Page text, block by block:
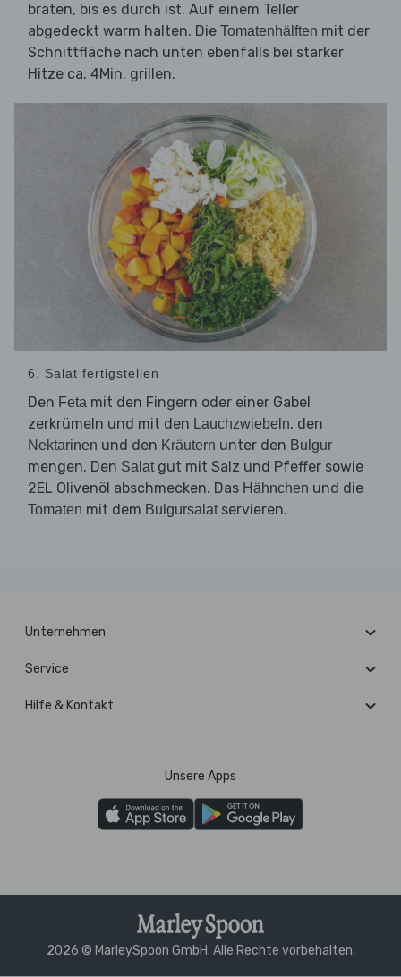
braten, bis es durch ist. Auf einem Teller
abgedeckt warm halten. Die Tomatenhälften mit der
Schnittfläche nach unten ebenfalls bei starker
Hitze ca. 4Min. grillen.
6. Salat fertigstellen
Den Feta mit den Fingern oder einer Gabel
zerkrümeln und mit den Lauchzwiebeln, den
Nektarinen und den Kräutern unter den Bulgur
mengen. Den Salatgut mit Salz und Pfeffer sowie
2EL Olivenöl abschmecken. Das Hähnchen und die
Tomaten mit dem Bulgursalatservieren.
Unternehmen
Service
Hilfe & Kontakt
Unsere Apps
2026 © MarleySpoon GmbH. Alle Rechte vorbehalten.